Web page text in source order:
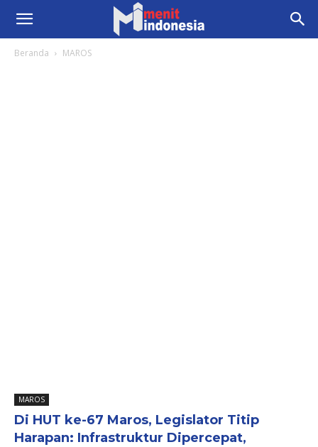
Beranda MAROS
MAROS
Di HUT ke-67 Maros, Legislator Titip
Harapan: Infrastruktur Dipercepat,